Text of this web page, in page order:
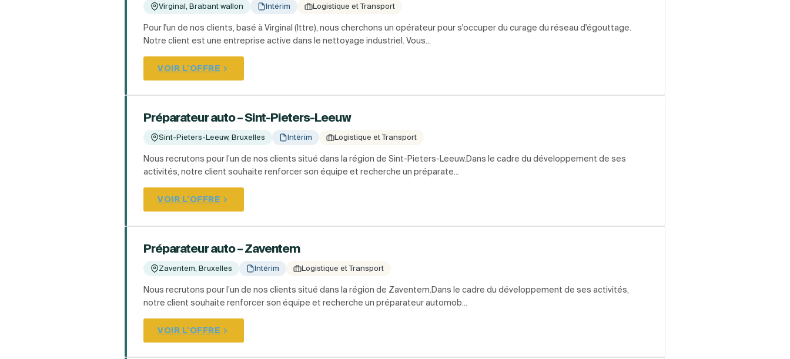
Virginal, Brabant wallon Intérim Logistique et Transport
Pour l'un de nos clients, basé à Virginal (Ittre), nous cherchons un opérateur pour s'occuper du curage du réseau d'égouttage.
Notre client est une entreprise active dans le nettoyage industriel. Vous...
VOIR L'OFFRE
Préparateur auto – Sint-Pieters-Leeuw
Sint-Pieters-Leeuw, Bruxelles Intérim Logistique et Transport
Nous recrutons pour l’un de nos clients situé dans la région de Sint-Pieters-Leeuw.Dans le cadre du développement de ses
activités, notre client souhaite renforcer son équipe et recherche un préparate...
VOIR L'OFFRE
Préparateur auto – Zaventem
Zaventem, Bruxelles Intérim Logistique et Transport
Nous recrutons pour l’un de nos clients situé dans la région de Zaventem.Dans le cadre du développement de ses activités,
notre client souhaite renforcer son équipe et recherche un préparateur automob...
VOIR L'OFFRE